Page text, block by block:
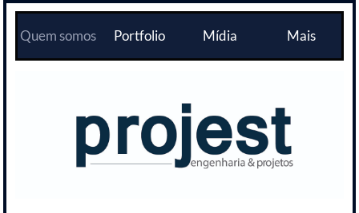
Quem somos Portfolio Mídia Mais